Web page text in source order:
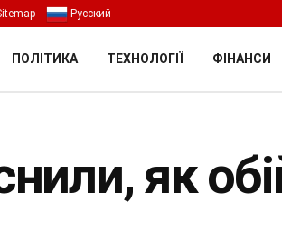
Русский
ПОЛІТИКА ТЕХНОЛОГІЇ ФІНАНСИ
як